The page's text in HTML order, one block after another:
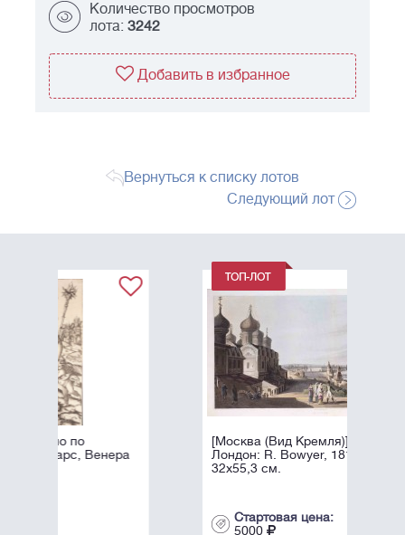
Количество просмотров
лота: 3242
Добавить в избранное
Вернуться к списку лотов
Следующий лот
[Москва (Вид Кремля)] Moscow/
Лондон: R. Bowyer, 1815. - 1 л.
Стартовая цена: